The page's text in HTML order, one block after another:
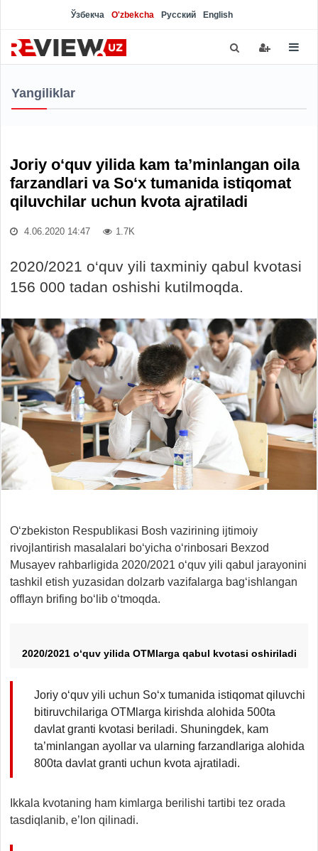
Ўзбекча O'zbekcha Русский English
Yangiliklar
Joriy o‘quv yilida kam ta’minlangan oila
farzandlari va So‘x tumanida istiqomat
qiluvchilar uchun kvota ajratiladi
4.06.2020 14:47 1.7K
2020/2021 o‘quv yili taxminiy qabul kvotasi
156 000 tadan oshishi kutilmoqda.
O‘zbekiston Respublikasi Bosh vazirining ijtimoiy
rivojlantirish masalalari bo‘yicha o‘rinbosari Bexzod
Musayev rahbarligida 2020/2021 o‘quv yili qabul jarayonini
tashkil etish yuzasidan dolzarb vazifalarga bag‘ishlangan
offlayn brifing bo‘lib o‘tmoqda.
2020/2021 o‘quv yilida OTMlarga qabul kvotasi oshiriladi
Joriy o‘quv yili uchun So‘x tumanida istiqomat qiluvchi
bitiruvchilariga OTMlarga kirishda alohida 500ta
davlat granti kvotasi beriladi. Shuningdek, kam
ta’minlangan ayollar va ularning farzandlariga alohida
800ta davlat granti uchun kvota ajratiladi.
Ikkala kvotaning ham kimlarga berilishi tartibi tez orada
tasdiqlanib, e’lon qilinadi.